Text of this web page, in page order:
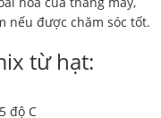
nếu được chăm sóc tốt.
từ hạt:
độ C